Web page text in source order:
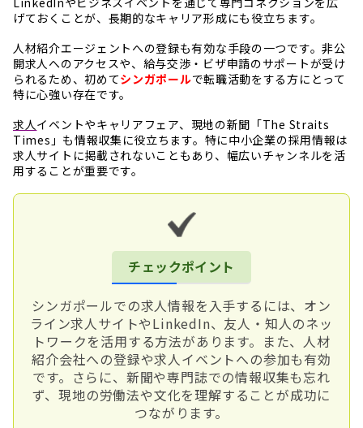
げておくことが、長期的なキャリア形成にも役立ちます。
人材紹介エージェントへの登録も有効な手段の一つです。非公
開求人へのアクセスや、給与交渉・ビザ申請のサポートが受け
られるため、初めてシンガポールで転職活動をする方にとって
特に心強い存在です。
求人イベントやキャリアフェア、現地の新聞「The Straits
Times」も情報収集に役立ちます。特に中小企業の採用情報は
求人サイトに掲載されないこともあり、幅広いチャンネルを活
用することが重要です。
チェックポイント
シンガポールでの求人情報を入手するには、オン
ライン求人サイトやLinkedIn、友人・知人のネッ
トワークを活用する方法があります。また、人材
紹介会社への登録や求人イベントへの参加も有効
です。さらに、新聞や専門誌での情報収集も忘れ
ず、現地の労働法や文化を理解することが成功に
つながります。